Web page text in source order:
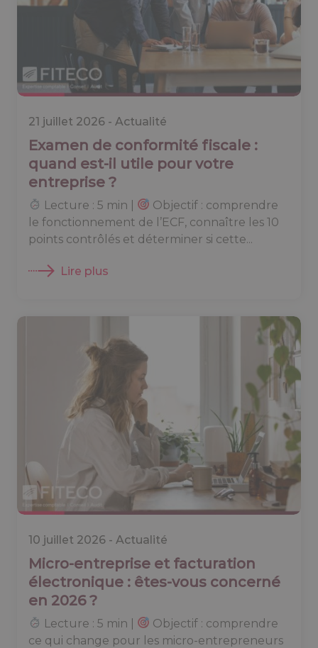
21 juillet 2026 - Actualité
Examen de conformité fiscale :
quand est-il utile pour votre
entreprise ?
Lecture : 5 min |
Objectif : comprendre
le fonctionnement de l’ECF, connaître les 10
points contrôlés et déterminer si cette...
Lire plus
10 juillet 2026 - Actualité
Micro-entreprise et facturation
électronique : êtes-vous concerné
en 2026 ?
Lecture : 5 min |
Objectif : comprendre
ce qui change pour les micro-entrepreneurs